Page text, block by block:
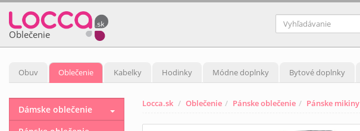
Oblečenie
Obuv Oblečenie Kabelky Hodinky Módne doplnky Bytové doplnky
Locca.sk Oblečenie Pánske oblečenie Pánske mikiny
Dámske oblečenie